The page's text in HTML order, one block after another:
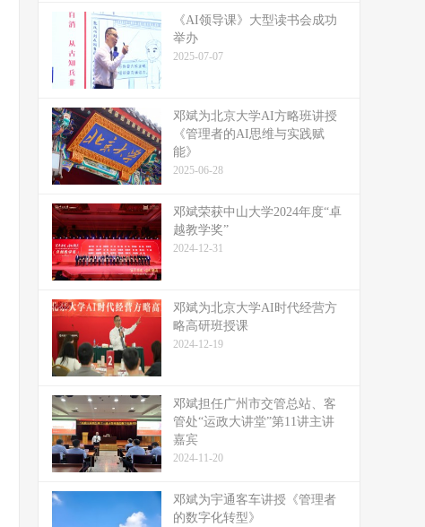
《AI领导课》大型读书会成功
举办
2025-07-07
邓斌为北京大学AI方略班讲授
《管理者的AI思维与实践赋
能》
2025-06-28
邓斌荣获中山大学2024年度“卓
越教学奖”
2024-12-31
邓斌为北京大学AI时代经营方
略高研班授课
2024-12-19
邓斌担任广州市交管总站、客
管处“运政大讲堂”第11讲主讲
嘉宾
2024-11-20
邓斌为宇通客车讲授《管理者
的数字化转型》